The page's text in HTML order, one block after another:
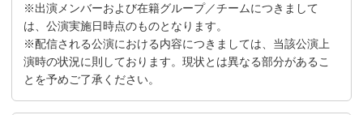
※出演メンバーおよび在籍グループ／チームにつきまして
は、公演実施日時点のものとなります。
※配信される公演における内容につきましては、当該公演上
演時の状況に則しております。現状とは異なる部分があるこ
とを予めご了承ください。